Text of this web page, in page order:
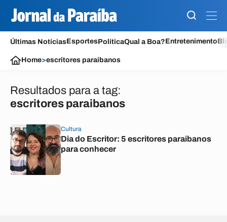
Últimas NotíciasEsportesPolíticaQual a Boa?Entretenimento
Home>escritores paraibanos
Resultados para a tag:
escritores paraibanos
Cultura
Dia do Escritor: 5 escritores paraibanos
para conhecer